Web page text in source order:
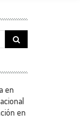
Search
for:
en
en